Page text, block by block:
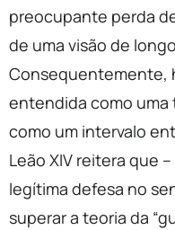
preocupante perda
de uma visão de
Consequentemente,
entendida como uma
como um intervalo
Leão XIV reitera que
legítima defesa no
superar a teoria da